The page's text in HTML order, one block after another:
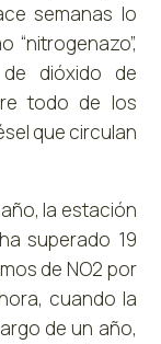
semanas lo
dióxido de
todo de los
que circulan
la estación
superado 19
de NO2 por
cuando la
de un año,